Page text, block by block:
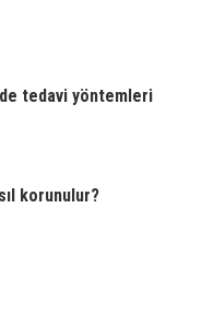
tedavi yöntemleri
korunulur?